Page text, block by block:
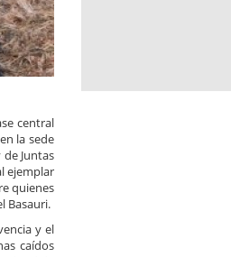
central
la sede
Juntas
ejemplar
quienes
Basauri.
y el
caídos